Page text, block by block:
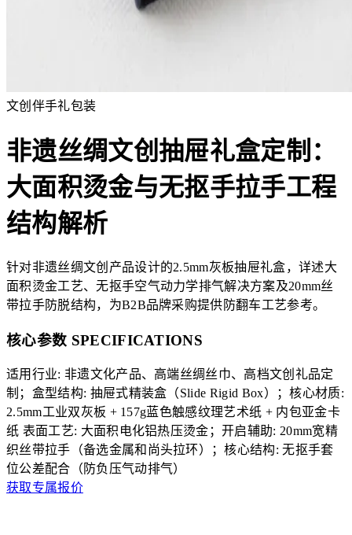
文创伴手礼包装
非遗丝绸文创抽屉礼盒定制：
大面积烫金与无抠手拉手工程
结构解析
针对非遗丝绸文创产品设计的2.5mm灰板抽屉礼盒，详述大
面积烫金工艺、无抠手空气动力学排气解决方案及20mm丝
带拉手防脱结构，为B2B品牌采购提供防翻车工艺参考。
核心参数 SPECIFICATIONS
适用行业: 非遗文化产品、高端丝绸丝巾、高档文创礼品定
制；盒型结构: 抽屉式精装盒（Slide Rigid Box）；核心材质:
2.5mm工业双灰板 + 157g蓝色触感纹理艺术纸 + 内包亚金卡
纸 表面工艺: 大面积电化铝热压烫金；开启辅助: 20mm宽精
织丝带拉手（备选金属和尚头拉环）；核心结构: 无抠手套
位公差配合（防负压气动排气）
获取专属报价